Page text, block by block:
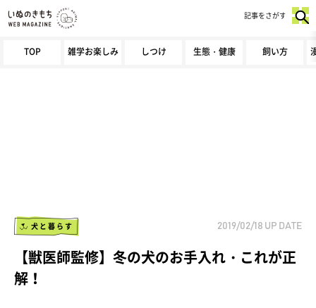
TOP 雑学お楽しみ しつけ 生態・健康 飼い方
記事をさがす
犬と暮らす 2019/02/18 UP DATE
【獣医師監修】冬の犬のお手入れ・これが正
解！